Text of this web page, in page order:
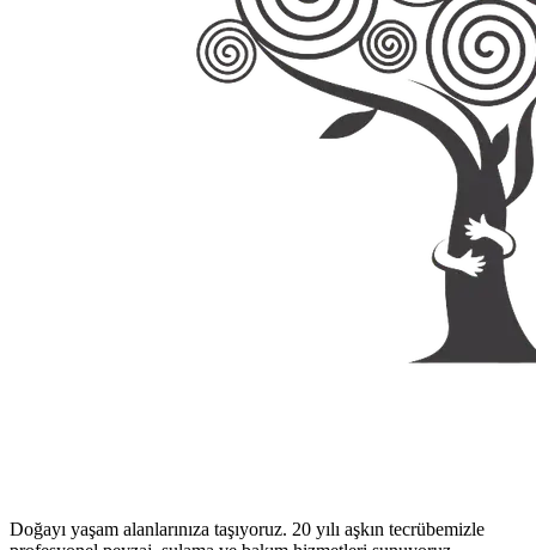
Doğayı yaşam alanlarınıza taşıyoruz. 20 yılı aşkın tecrübemizle